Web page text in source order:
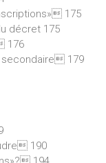
175
décret 175
176
secondaire 179
190